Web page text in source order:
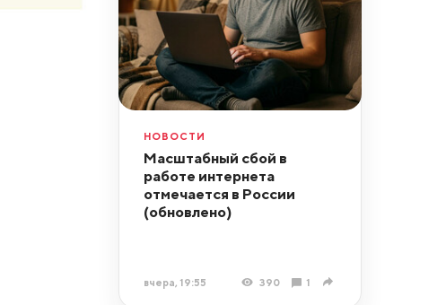
НОВОСТИ
Масштабный сбой в
работе интернета
отмечается в России
(обновлено)
вчера, 19:55 390 1